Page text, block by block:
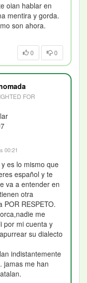
oian hablar en
mentira y gorda.
son ahora.
0 0
FOR
00:21
es lo mismo que
español y te
va a entender en
otra
RESPETO.
me
por mi cuenta y
su dialecto
indistantemente
jamas me han